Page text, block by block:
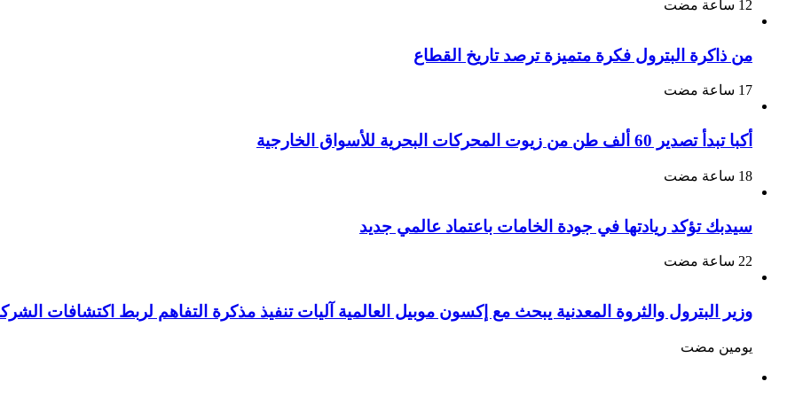
من ذاكرة البترول فكرة متميزة ترصد تاريخ القطاع
أكبا تبدأ تصدير 60 ألف طن من زيوت المحركات البحرية للأسواق الخارجية
سيدبك تؤكد ريادتها في جودة الخامات باعتماد عالمي جديد
وزير البترول والثروة المعدنية يبحث مع إكسون موبيل العالمية آليات تنفيذ مذكرة التفاهم لربط اكتشافات
‏يومين مضت